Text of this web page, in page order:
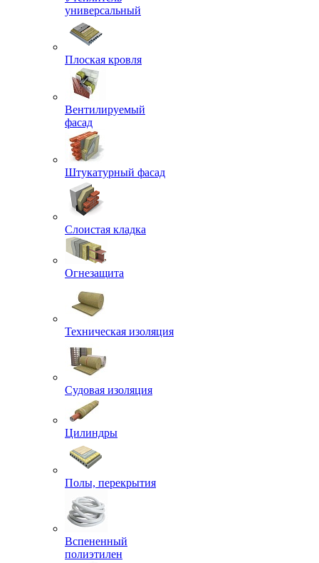
универсальный
Плоская кровля
Вентилируемый
фасад
Штукатурный фасад
Слоистая кладка
Огнезащита
Техническая изоляция
Судовая изоляция
Цилиндры
Полы, перекрытия
Вспененный
полиэтилен